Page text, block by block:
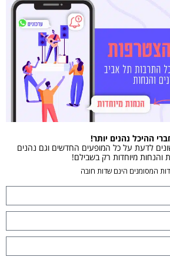
ההיכל נהנים יותר!
לדעת על כל המופעים החדשים וגם נהנים
והנחות מיוחדות רק בשבילם!
המסומנים הינם שדות חובה